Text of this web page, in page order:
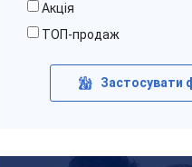
Акція
ТОП-продаж
Застосувати